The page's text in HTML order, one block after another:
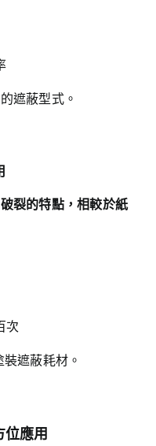
遮蔽型式。
裂的特點，相較於紙
次
遮蔽耗材。
位應用